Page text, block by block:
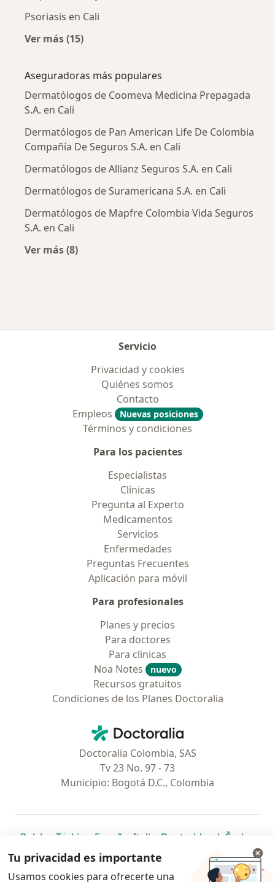
Psoriasis en Cali
Ver más (15)
Aseguradoras más populares
Dermatólogos de Coomeva Medicina Prepagada
S.A. en Cali
Dermatólogos de Pan American Life De Colombia
Compañía De Seguros S.A. en Cali
Dermatólogos de Allianz Seguros S.A. en Cali
Dermatólogos de Suramericana S.A. en Cali
Dermatólogos de Mapfre Colombia Vida Seguros
S.A. en Cali
Ver más (8)
Servicio
Privacidad y cookies
Quiénes somos
Contacto
Empleos
Nuevas posiciones
Términos y condiciones
Para los pacientes
Especialistas
Clínicas
Pregunta al Experto
Medicamentos
Servicios
Enfermedades
Preguntas Frecuentes
Aplicación para móvil
Para profesionales
Planes y precios
Para doctores
Para clinicas
Noa Notes
nuevo
Recursos gratuitos
Condiciones de los Planes Doctoralia
Doctoralia - Página de inicio
Doctoralia Colombia, SAS
Tv 23 No. 97 - 73
Municipio: Bogotá D.C., Colombia
Polska se abre en una nueva pestaña
Türkiye se abre en una nueva pestaña
España se abre en una nueva pestaña
Italia se abre en una nueva
Deutschlandse abre en
Česko
Portugal
se abre en una nueva pestaña
México se abre en una nueva pestaña
Chile se abre en una nueva pestaña
Brasil se abre en una nueva
se abre en
se
se abre en una nueva
Tu privacidad es importante
Usamos cookies para ofrecerte una